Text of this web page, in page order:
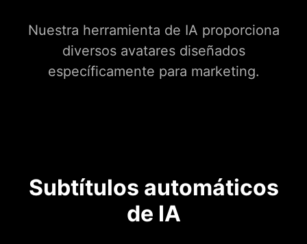
Nuestra herramienta de IA proporciona
diversos avatares diseñados
específicamente para marketing.
Subtítulos automáticos
de IA